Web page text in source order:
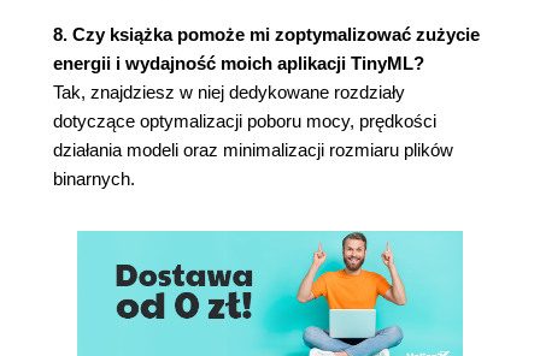
Rozdział 6. Witaj, świecie TinyML: uruchomienie
aplikacji na mikrokontrolerze
Czym właściwie jest mikrokontroler?
Arduino
Obsługa wyjścia na Arduino
SparkFun Edge
Obsługa wyjścia na SparkFun Edge
Uruchomienie przykładu
Kompilacja
8. Czy książka pomoże mi zoptymalizować zużycie
energii i wydajność moich aplikacji TinyML?
Tak, znajdziesz w niej dedykowane rozdziały
dotyczące optymalizacji poboru mocy, prędkości
działania modeli oraz minimalizacji rozmiaru plików
binarnych.